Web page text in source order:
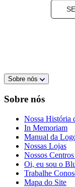
Sobre nós
Sobre nós
Nossa História
In Memoriam
Manual da
Nossas Lojas
Nossos
Oi, eu sou o
Trabalhe
Mapa do Site